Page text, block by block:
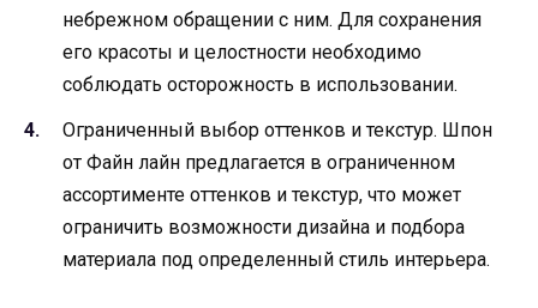
небрежном обращении с ним. Для сохранения
его красоты и целостности необходимо
соблюдать осторожность в использовании.
Ограниченный выбор оттенков и текстур. Шпон
от Файн лайн предлагается в ограниченном
ассортименте оттенков и текстур, что может
ограничить возможности дизайна и подбора
материала под определенный стиль интерьера.